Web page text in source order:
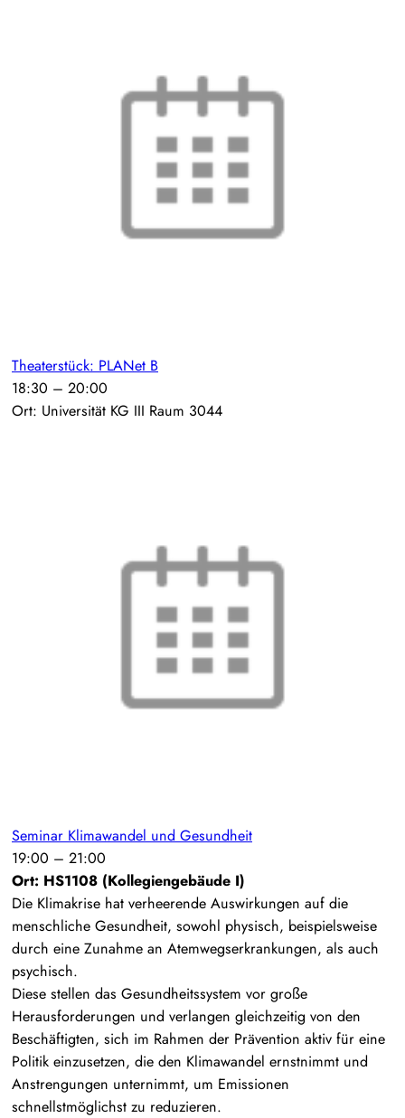
Theaterstück: PLANet B
18:30 – 20:00
Ort: Universität KG III Raum 3044
Seminar Klimawandel und Gesundheit
19:00 – 21:00
Ort: HS1108 (Kollegiengebäude I)
Die Klimakrise hat verheerende Auswirkungen auf die
menschliche Gesundheit, sowohl physisch, beispielsweise
durch eine Zunahme an Atemwegserkrankungen, als auch
psychisch.
Diese stellen das Gesundheitssystem vor große
Herausforderungen und verlangen gleichzeitig von den
Beschäftigten, sich im Rahmen der Prävention aktiv für eine
Politik einzusetzen, die den Klimawandel ernstnimmt und
Anstrengungen unternimmt, um Emissionen
schnellstmöglichst zu reduzieren.